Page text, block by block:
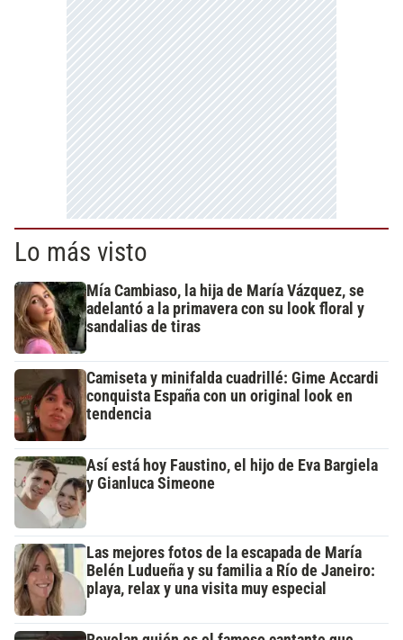
Lo más visto
Mía Cambiaso, la hija de María Vázquez, se
adelantó a la primavera con su look floral y
sandalias de tiras
Camiseta y minifalda cuadrillé: Gime Accardi
conquista España con un original look en
tendencia
Así está hoy Faustino, el hijo de Eva Bargiela
y Gianluca Simeone
Las mejores fotos de la escapada de María
Belén Ludueña y su familia a Río de Janeiro:
playa, relax y una visita muy especial